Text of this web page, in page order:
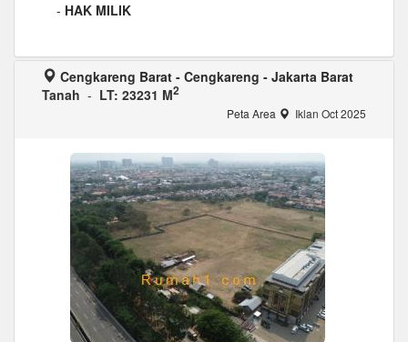
- HAK MILIK
Cengkareng Barat - Cengkareng - Jakarta Barat
Tanah - LT: 23231 M2
Peta Area Iklan Oct 2025